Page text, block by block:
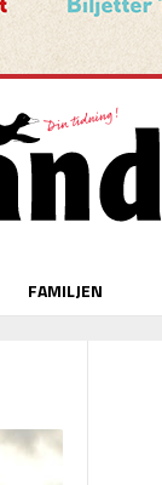
FAMILJEN